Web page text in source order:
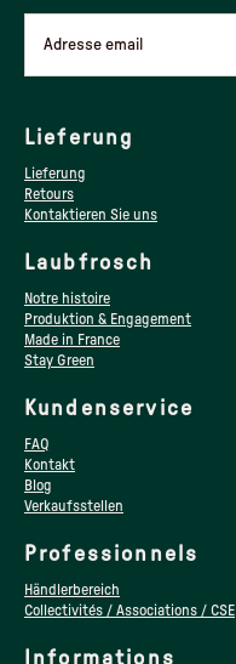
Adresse email
Lieferung
Lieferung
Retours
Kontaktieren Sie uns
Laubfrosch
Notre histoire
Produktion & Engagement
Made in France
Stay Green
Kundenservice
FAQ
Kontakt
Blog
Verkaufsstellen
Professionnels
Händlerbereich
Collectivités / Associations / CSE
Informations